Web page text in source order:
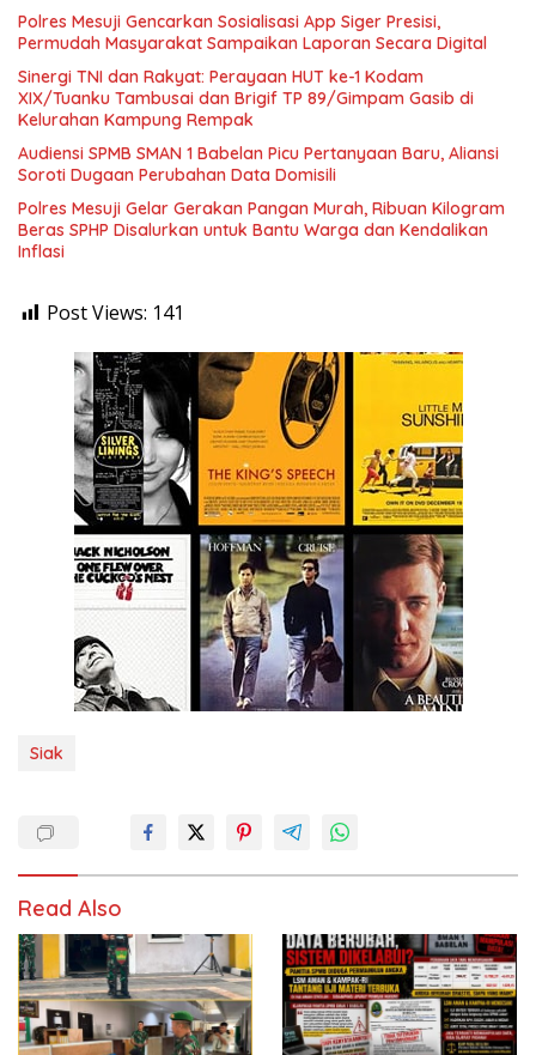
Polres Mesuji Gencarkan Sosialisasi App Siger Presisi,
Permudah Masyarakat Sampaikan Laporan Secara Digital
Sinergi TNI dan Rakyat: Perayaan HUT ke-1 Kodam
XIX/Tuanku Tambusai dan Brigif TP 89/Gimpam Gasib di
Kelurahan Kampung Rempak
Audiensi SPMB SMAN 1 Babelan Picu Pertanyaan Baru, Aliansi
Soroti Dugaan Perubahan Data Domisili
Polres Mesuji Gelar Gerakan Pangan Murah, Ribuan Kilogram
Beras SPHP Disalurkan untuk Bantu Warga dan Kendalikan
Inflasi
Post Views: 141
Siak
Read Also